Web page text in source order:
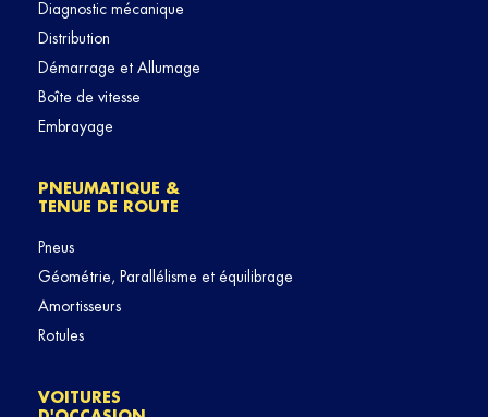
Diagnostic mécanique
Distribution
Démarrage et Allumage
Boîte de vitesse
Embrayage
PNEUMATIQUE &
TENUE DE ROUTE
Pneus
Géométrie, Parallélisme et équilibrage
Amortisseurs
Rotules
VOITURES